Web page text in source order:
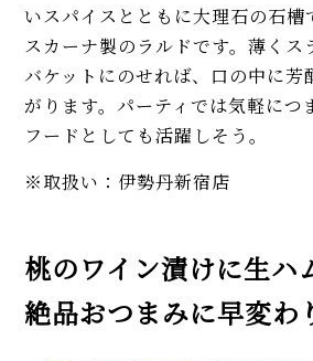
いスパイスとともに大理石の石槽
スカーナ製のラルドです。薄くス
バケットにのせれば、口の中に芳
がります。パーティでは気軽につ
フードとしても活躍しそう。
※取扱い：伊勢丹新宿店
桃のワイン漬けに生ハ
絶品おつまみに早変わ